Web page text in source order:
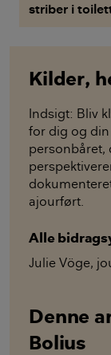
striber i
Kilder,
Indsigt: Bliv
for dig og
personbåret,
ajourført.
Alle
Julie Vöge,
Denne
Bolius